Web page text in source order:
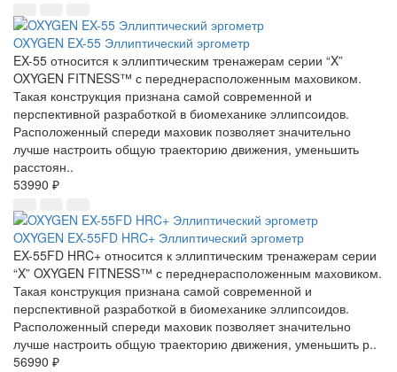
OXYGEN EX-55 Эллиптический эргометр
EX-55 относится к эллиптическим тренажерам серии “X”
OXYGEN FITNESS™ с переднерасположенным маховиком.
Такая конструкция признана самой современной и
перспективной разработкой в биомеханике эллипсоидов.
Расположенный спереди маховик позволяет значительно
лучше настроить общую траекторию движения, уменьшить
расстоян..
53990 ₽
OXYGEN EX-55FD HRC+ Эллиптический эргометр
EX-55FD HRC+ относится к эллиптическим тренажерам серии
“X” OXYGEN FITNESS™ с переднерасположенным маховиком.
Такая конструкция признана самой современной и
перспективной разработкой в биомеханике эллипсоидов.
Расположенный спереди маховик позволяет значительно
лучше настроить общую траекторию движения, уменьшить р..
56990 ₽